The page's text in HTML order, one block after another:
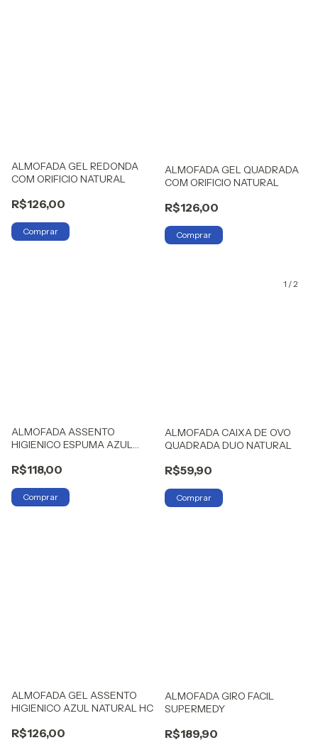
ALMOFADA GEL REDONDA
COM ORIFICIO NATURAL
R$126,00
ALMOFADA GEL QUADRADA
COM ORIFICIO NATURAL
R$126,00
ALMOFADA ASSENTO
HIGIENICO ESPUMA AZUL
R$118,00
1 /2
ALMOFADA CAIXA DE OVO
QUADRADA DUO NATURAL
R$59,90
ALMOFADA GEL ASSENTO
HIGIENICO AZUL NATURAL HC
R$126,00
ALMOFADA GIRO FACIL
SUPERMEDY
R$189,90